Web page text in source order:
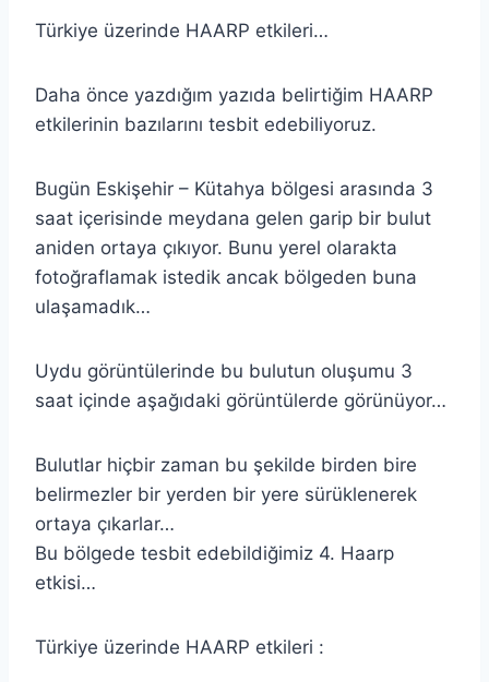
Türkiye üzerinde HAARP etkileri…
Daha önce yazdığım yazıda belirtiğim HAARP
etkilerinin bazılarını tesbit edebiliyoruz.
Bugün Eskişehir – Kütahya bölgesi arasında 3
saat içerisinde meydana gelen garip bir bulut
aniden ortaya çıkıyor. Bunu yerel olarakta
fotoğraflamak istedik ancak bölgeden buna
ulaşamadık…
Uydu görüntülerinde bu bulutun oluşumu 3
saat içinde aşağıdaki görüntülerde görünüyor…
Bulutlar hiçbir zaman bu şekilde birden bire
belirmezler bir yerden bir yere sürüklenerek
ortaya çıkarlar…
Bu bölgede tesbit edebildiğimiz 4. Haarp
etkisi…
Türkiye üzerinde HAARP etkileri :